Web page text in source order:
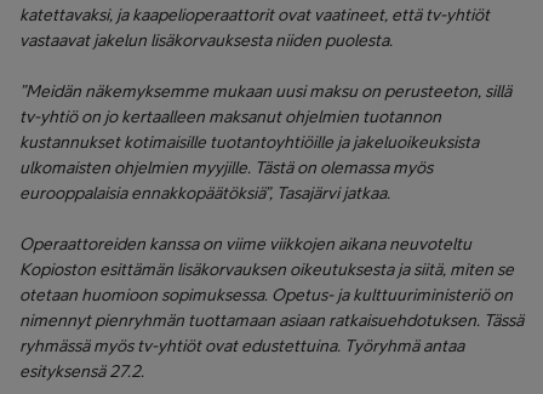
katettavaksi, ja kaapelioperaattorit ovat vaatineet, että tv-yhtiöt
vastaavat jakelun lisäkorvauksesta niiden puolesta.
”Meidän näkemyksemme mukaan uusi maksu on perusteeton, sillä
tv-yhtiö on jo kertaalleen maksanut ohjelmien tuotannon
kustannukset kotimaisille tuotantoyhtiöille ja jakeluoikeuksista
ulkomaisten ohjelmien myyjille. Tästä on olemassa myös
eurooppalaisia ennakkopäätöksiä”, Tasajärvi jatkaa.
Operaattoreiden kanssa on viime viikkojen aikana neuvoteltu
Kopioston esittämän lisäkorvauksen oikeutuksesta ja siitä, miten se
otetaan huomioon sopimuksessa. Opetus- ja kulttuuriministeriö on
nimennyt pienryhmän tuottamaan asiaan ratkaisuehdotuksen. Tässä
ryhmässä myös tv-yhtiöt ovat edustettuina. Työryhmä antaa
esityksensä 27.2.